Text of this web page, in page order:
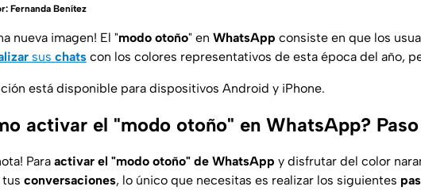
Fernanda Benítez
nueva imagen! El "modo otoño" en WhatsApp consiste en que los
sus chats con los colores representativos de esta época del año,
está disponible para dispositivos Android y iPhone.
activar el "modo otoño" en WhatsApp?
Para activar el "modo otoño" de WhatsApp y disfrutar del color
tus conversaciones, lo único que necesitas es realizar los siguientes